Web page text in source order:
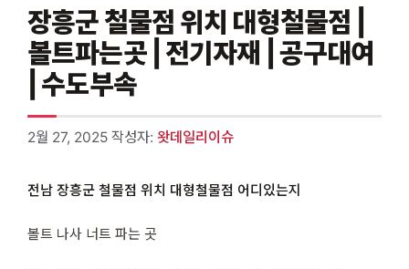
장흥군 철물점 위치 대형철물점 |
볼트파는곳 | 전기자재 | 공구대여
| 수도부속
2월 27, 2025 작성자: 왓데일리이슈
전남 장흥군 철물점 위치 대형철물점 어디있는지
볼트 나사 너트 파는 곳